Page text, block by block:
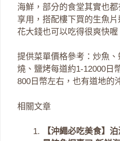
海鮮，部分的食堂其實也
享用，搭配樓下買的生魚
花大錢也可以吃得很爽快喔
提供菜單價格參考：炒魚
燒、鹽烤每道約1-12000日
800日幣左右，也有道地的
相關文章
【沖繩必吃美食】